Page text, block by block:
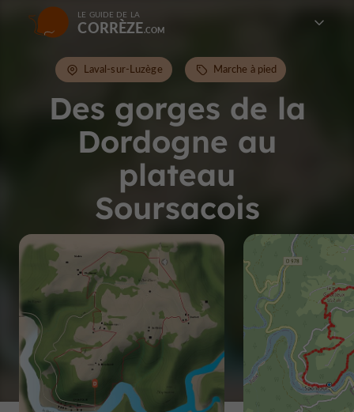
LE GUIDE DE LA
CORRÈZE
Des gorges de la
Dordogne au
plateau
Soursacois
Laval-sur-Luzège Marche à pied